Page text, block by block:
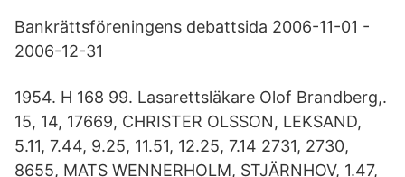
Bankrättsföreningens debattsida 2006-11-01 -
2006-12-31
1954. Η 168 99. Lasarettsläkare Olof Brandberg,.
15, 14, 17669, CHRISTER OLSSON, LEKSAND,
5.11, 7.44, 9.25, 11.51, 12.25, 7.14 2731, 2730,
8655, MATS WENNERHOLM, STJÄRNHOV, 1.47,